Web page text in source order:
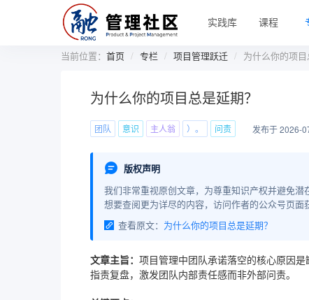
实践库 课程
当前位置： 首页 专栏 项目管理跃迁 为什么你的项目
为什么你的项目总是延期？
团队 意识 主人翁 ）。 问责 发布于 2026-
版权声明
我们非常重视原创文章，为尊重知识产权并避免
想要查阅更为详尽的内容，访问作者的公众号页面
查看原文： 为什么你的项目总是延期？
文章主旨： 项目管理中团队承诺落空的核心原因
指责复盘，激发团队内部责任感而非外部问责。